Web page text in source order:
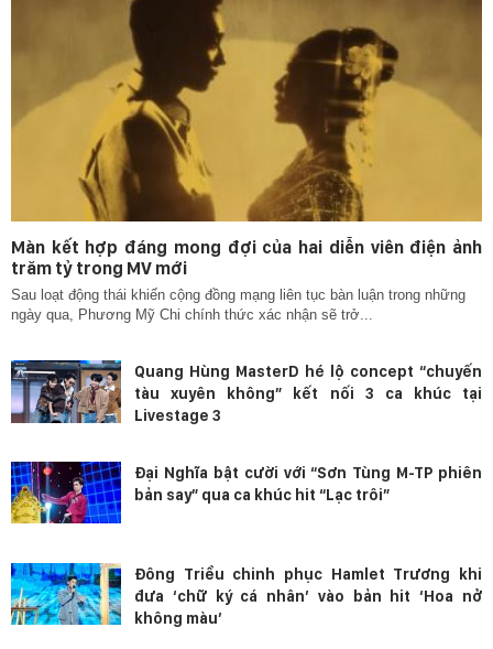
Màn kết hợp đáng mong đợi của hai diễn viên điện ảnh
trăm tỷ trong MV mới
Sau loạt động thái khiến cộng đồng mạng liên tục bàn luận trong những
ngày qua, Phương Mỹ Chi chính thức xác nhận sẽ trở...
Quang Hùng MasterD hé lộ concept “chuyến
tàu xuyên không” kết nối 3 ca khúc tại
Livestage 3
Đại Nghĩa bật cười với “Sơn Tùng M-TP phiên
bản say” qua ca khúc hit “Lạc trôi”
Đông Triều chinh phục Hamlet Trương khi
đưa ‘chữ ký cá nhân’ vào bản hit ‘Hoa nở
không màu’